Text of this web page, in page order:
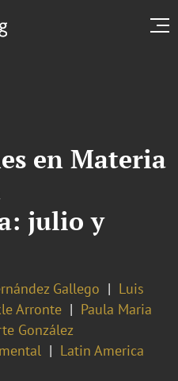
en Materia
julio y
Gallego
Luis
Arronte
Paula Maria
González
Latin America